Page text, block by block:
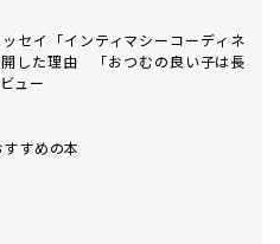
セイ「インティマシーコーディネ
した理由 「おつむの良い子は長
ュー
すめの本